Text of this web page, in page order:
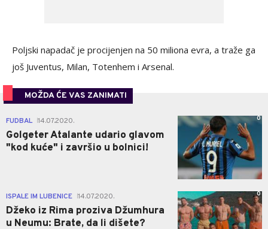
Poljski napadač je procijenjen na 50 miliona evra, a traže ga
još Juventus, Milan, Totenhem i Arsenal.
MOŽDA ĆE VAS ZANIMATI
FUDBAL 14.07.2020.
Golgeter Atalante udario glavom
"kod kuće" i završio u bolnici!
0
ISPALE IM LUBENICE 14.07.2020.
Džeko iz Rima proziva Džumhura
u Neumu: Brate, da li dišete?
0